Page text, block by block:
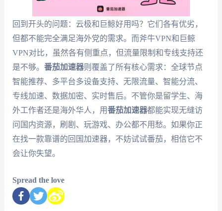
回到开头的问题：云极和巨鲸好用吗？它们各有优劣，
但都不能完全满足海外党的需求。而斧牛VPN和巨鲸
VPN对比，虽然各有侧重点，但流量限制和专线支持还
是不够。 番茄加速器则覆盖了所有核心需求：全球节点
智能推荐、多平台多设备支持、无限流量、智能分流、
专线加速、数据加密、实时售后。不管你是留学生、海
外工作者还是海外华人，用番茄加速器都能实现无缝访
问国内资源，刷剧、玩游戏、办公都不用愁。如果你正
在找一款靠谱的回国加速器，不妨试试番茄，相信它不
会让你失望。
Spread the love